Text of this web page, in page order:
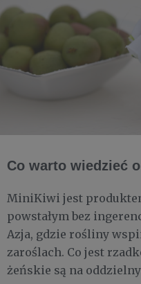
Co warto wiedzieć
MiniKiwi jest
powstałym bez
Azja, gdzie rośliny
zaroślach. Co jest
żeńskie są na